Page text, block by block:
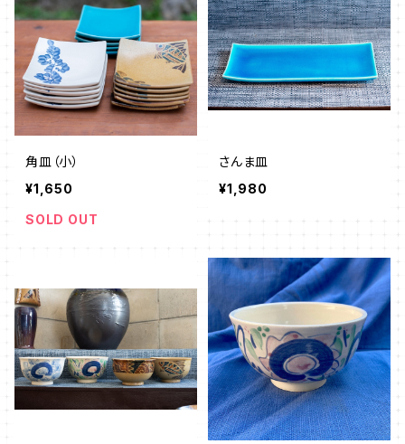
角皿（小）
¥1,650
SOLD OUT
さんま皿
¥1,980